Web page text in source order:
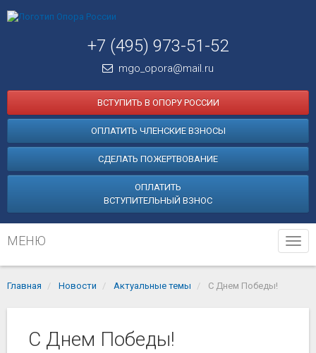
+7 (495) 973-51-52
mgo_opora@mail.ru
ВСТУПИТЬ В ОПОРУ РОССИИ
ОПЛАТИТЬ ЧЛЕНСКИЕ ВЗНОСЫ
СДЕЛАТЬ ПОЖЕРТВОВАНИЕ
ОПЛАТИТЬ
ВСТУПИТЕЛЬНЫЙ ВЗНОС
МЕНЮ
Главная Новости Актуальные темы С Днем Победы!
С Днем Победы!